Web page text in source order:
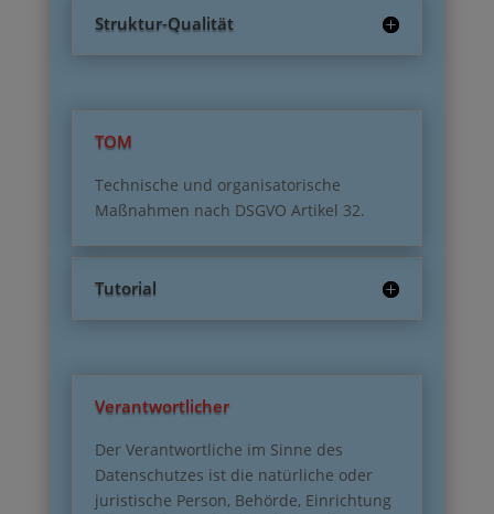
Struktur-Qualität
TOM
Technische und organisatorische
Maßnahmen nach DSGVO Artikel 32.
Tutorial
Verantwortlicher
Der Verantwortliche im Sinne des
Datenschutzes ist die natürliche oder
juristische Person, Behörde, Einrichtung